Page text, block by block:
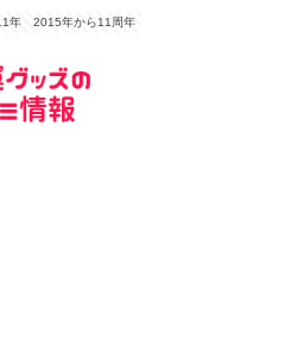
11年 2015年から11周年